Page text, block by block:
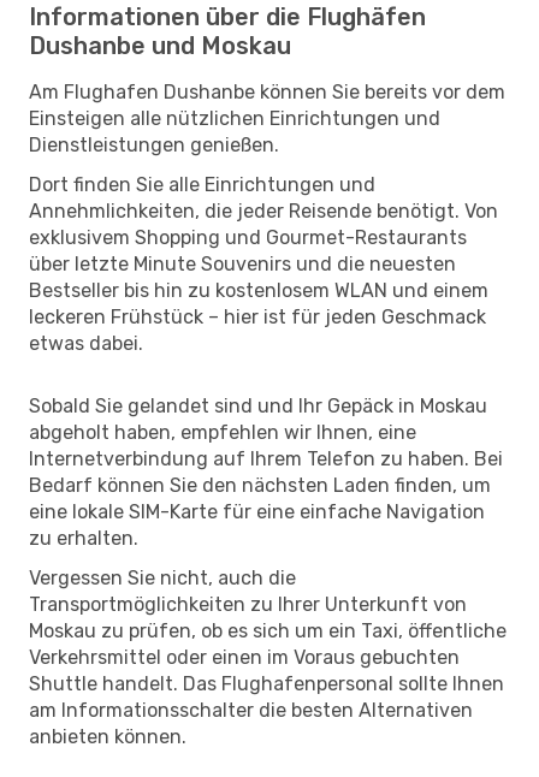
Informationen über die Flughäfen
Dushanbe und Moskau
Am Flughafen Dushanbe können Sie bereits vor dem
Einsteigen alle nützlichen Einrichtungen und
Dienstleistungen genießen.
Dort finden Sie alle Einrichtungen und
Annehmlichkeiten, die jeder Reisende benötigt. Von
exklusivem Shopping und Gourmet-Restaurants
über letzte Minute Souvenirs und die neuesten
Bestseller bis hin zu kostenlosem WLAN und einem
leckeren Frühstück – hier ist für jeden Geschmack
etwas dabei.
Sobald Sie gelandet sind und Ihr Gepäck in Moskau
abgeholt haben, empfehlen wir Ihnen, eine
Internetverbindung auf Ihrem Telefon zu haben. Bei
Bedarf können Sie den nächsten Laden finden, um
eine lokale SIM-Karte für eine einfache Navigation
zu erhalten.
Vergessen Sie nicht, auch die
Transportmöglichkeiten zu Ihrer Unterkunft von
Moskau zu prüfen, ob es sich um ein Taxi, öffentliche
Verkehrsmittel oder einen im Voraus gebuchten
Shuttle handelt. Das Flughafenpersonal sollte Ihnen
am Informationsschalter die besten Alternativen
anbieten können.